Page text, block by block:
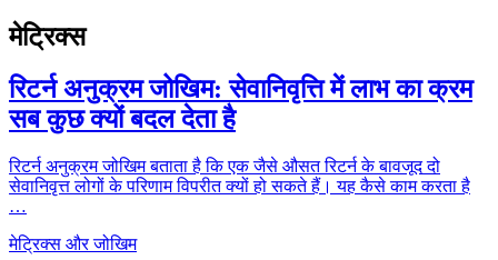
मेट्रिक्स
रिटर्न अनुक्रम जोखिम: सेवानिवृत्ति में लाभ का क्रम
सब कुछ क्यों बदल देता है
रिटर्न अनुक्रम जोखिम बताता है कि एक जैसे औसत रिटर्न के बावजूद दो
सेवानिवृत्त लोगों के परिणाम विपरीत क्यों हो सकते हैं। यह कैसे काम करता है
…
मेट्रिक्स और जोखिम